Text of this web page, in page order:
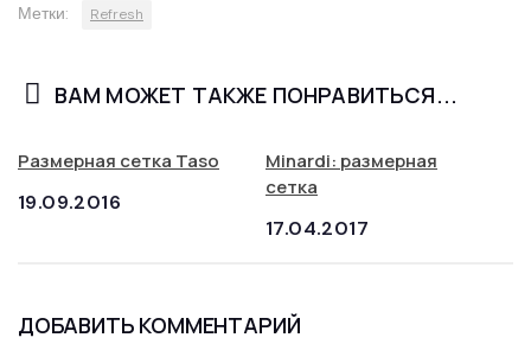
Метки: Refresh
ВАМ МОЖЕТ ТАКЖЕ ПОНРАВИТЬСЯ...
Размерная сетка Taso
19.09.2016
Minardi: размерная
сетка
17.04.2017
ДОБАВИТЬ КОММЕНТАРИЙ